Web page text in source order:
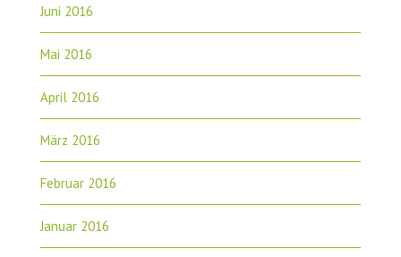
Juni 2016
Mai 2016
April 2016
März 2016
Februar 2016
Januar 2016